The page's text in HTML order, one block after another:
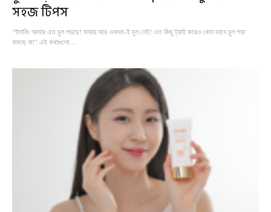
সহজ টিপস
“ইদানিং আমার এত চুল পড়ছে! মাথায় আর একদম-ই চুল নেই! এত কিছু ট্রাই করেও কোন ভাবে চুল পড়া
কমছে না!” এই কথাগুলো …